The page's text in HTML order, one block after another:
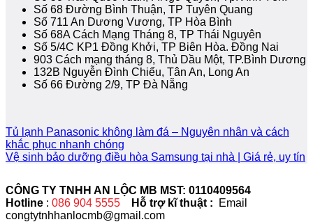
Số 68 Đường Bình Thuận, TP Tuyên Quang
Số 711 An Dương Vương, TP Hòa Bình
Số 68A Cách Mạng Tháng 8, TP Thái Nguyên
Số 5/4C KP1 Đồng Khởi, TP Biên Hòa. Đồng Nai
903 Cách mạng tháng 8, Thủ Dầu Một, TP.Bình Dương
132B Nguyễn Đình Chiểu, Tân An, Long An
Số 66 Đường 2/9, TP Đà Nẵng
Tủ lạnh Panasonic không làm đá – Nguyên nhân và cách
khắc phục nhanh chóng
Vệ sinh bảo dưỡng điều hòa Samsung tại nhà | Giá rẻ, uy tín
CÔNG TY TNHH AN LỘC MB MST: 0110409564
Hotline : 086 904 5555 Hỗ trợ kĩ thuật :
Email
congtytnhhanlocmb@gmail.com